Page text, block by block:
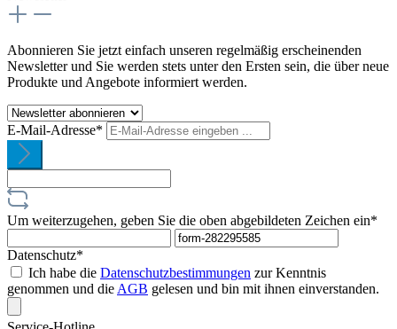
Abonnieren Sie jetzt einfach unseren regelmäßig erscheinenden
Newsletter und Sie werden stets unter den Ersten sein, die über neue
Produkte und Angebote informiert werden.
E-Mail-Adresse*
Um weiterzugehen, geben Sie die oben abgebildeten Zeichen ein*
Datenschutz*
Ich habe die Datenschutzbestimmungen zur Kenntnis
genommen und die AGB gelesen und bin mit ihnen einverstanden.